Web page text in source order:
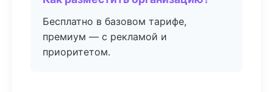
Бесплатно в базовом тарифе,
премиум — с рекламой и
приоритетом.